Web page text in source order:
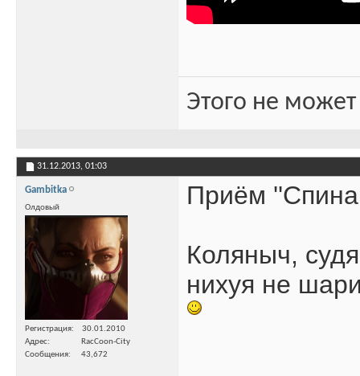
Этого не
31.12.2013, 01:03
Gambitka
Олдовый
Регистрация
30.01.2010
Адрес
RacCoon-City
Сообщения
43,672
Приём ''Спина
Коляныч,
нихуя не